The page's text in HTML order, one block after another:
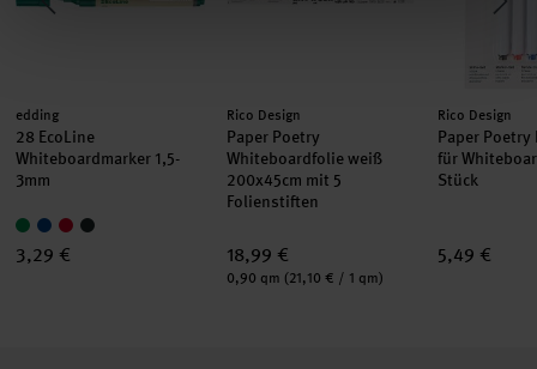
Hersteller:
edding
28 EcoLine
Whiteboardmarker 1,5-
3mm
3,29 €
Hersteller:
Rico Design
Paper Poetry
Whiteboardfolie weiß
200x45cm mit 5
Folienstiften
18,99 €
Inhalt:
0,90 qm (21,10 € / 1 qm)
Hersteller:
Rico Design
Paper
für
Stück
5,49 €